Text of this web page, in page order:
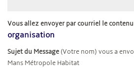
Vous allez envoyer par courriel le
organisation
Sujet du Message (Votre nom) vous a
Mans Métropole Habitat